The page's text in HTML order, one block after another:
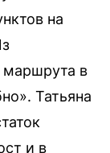
на
маршрута в
Татьяна
и в